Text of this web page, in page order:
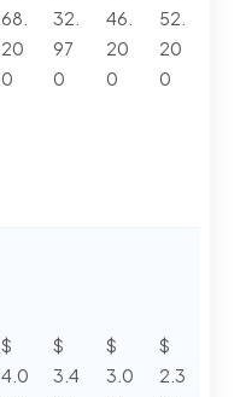
68.
20
0
32.
97
0
46.
20
0
52.
20
0
$
4.0
$
3.4
$
3.0
$
2.3